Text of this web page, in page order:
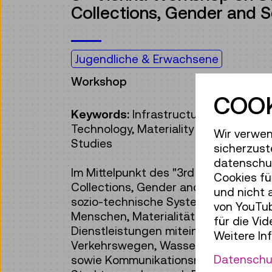
Collections, Gender and
Jugendliche & Erwachsene
Workshop
Keywords: Infrastructure, Gender
Technology, Materiality and Material
Studies
Im Mittelpunkt des "3rd Vienna
Collections, Gender and Sexuality"
sozio-technische Systeme und
Menschen, Materialitäten, Orte,
Dienstleistungen miteinander
Verkehrswegen, Wasser- und
sowie Kommunikationsnetzen
Wir
Cookies
und nicht
von
für die
Weitere